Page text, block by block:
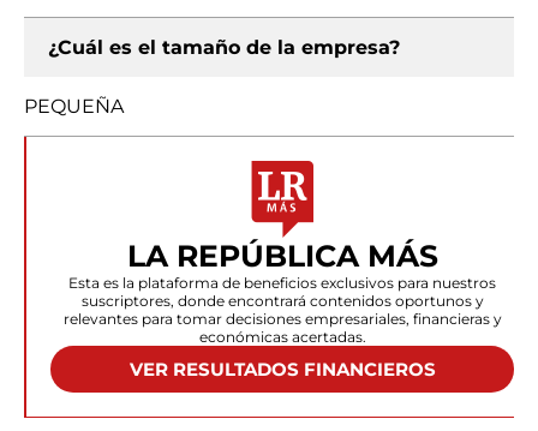
¿Cuál es el tamaño de la empresa?
PEQUEÑA
LA REPÚBLICA MÁS
Esta es la plataforma de beneficios exclusivos para nuestros
suscriptores, donde encontrará contenidos oportunos y
relevantes para tomar decisiones empresariales, financieras y
económicas acertadas.
VER RESULTADOS FINANCIEROS